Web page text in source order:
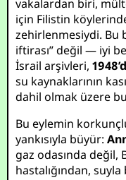
vakalardan biri,
için Filistin
zehirlenmesiydi. Bu
iftirası” değil — iyi
İsrail arşivleri,
su kaynaklarının
dahil olmak üzere
Bu eylemin
yankısıyla büyür:
gaz odasında değil,
hastalığından,